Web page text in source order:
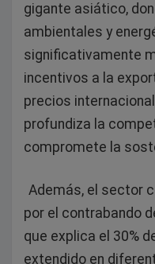
gigante asiático,
ambientales y
significativamente
incentivos a la
precios
profundiza la
compromete la
Además, el sector
por el contrabando
que explica el 30%
extendido en